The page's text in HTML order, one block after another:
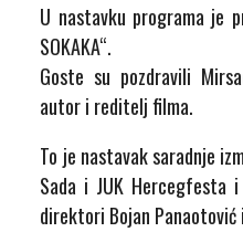
U nastavku programa je
SOKAKA“.
Goste su pozdravili
autor i reditelj filma.
To je nastavak saradnje
Sada i JUK Hercegfesta
direktori Bojan